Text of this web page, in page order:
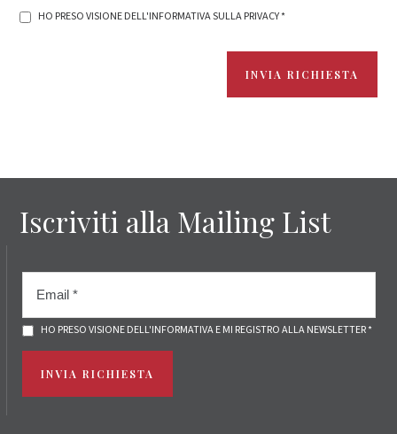
HO PRESO VISIONE DELL'INFORMATIVA SULLA PRIVACY *
INVIA RICHIESTA
Iscriviti alla Mailing List
HO PRESO VISIONE DELL'INFORMATIVA E MI REGISTRO ALLA NEWSLETTER *
INVIA RICHIESTA